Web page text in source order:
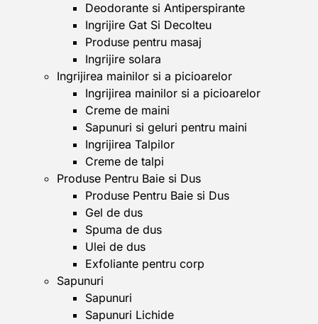
Deodorante si Antiperspirante
Ingrijire Gat Si Decolteu
Produse pentru masaj
Ingrijire solara
Ingrijirea mainilor si a picioarelor
Ingrijirea mainilor si a picioarelor
Creme de maini
Sapunuri si geluri pentru maini
Ingrijirea Talpilor
Creme de talpi
Produse Pentru Baie si Dus
Produse Pentru Baie si Dus
Gel de dus
Spuma de dus
Ulei de dus
Exfoliante pentru corp
Sapunuri
Sapunuri
Sapunuri Lichide